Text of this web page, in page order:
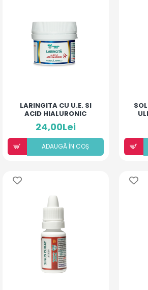
LARINGITA CU U.E. SI
ACID HIALURONIC
(PIERSICĂ ȘI MANGO)
24,00Lei
ADAUGÃ ÎN COȘ